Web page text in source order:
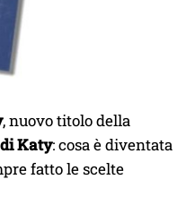
, nuovo titolo della
Katy: cosa è diventata
fatto le scelte